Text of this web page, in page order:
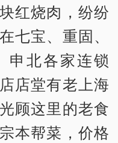
红烧肉，纷纷
七宝、重固、
申北各家连锁
店堂有老上海
顾这里的老食
本帮菜，价格